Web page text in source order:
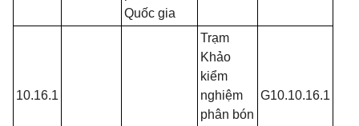
Quốc gia
10.16.1
Trạm
Khảo
kiểm
nghiệm
phân bón
G10.10.16.1